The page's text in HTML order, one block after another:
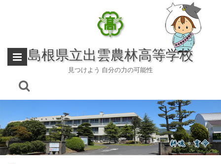
島根県立出雲農林高等学校
見つけよう 自分の力の可能性